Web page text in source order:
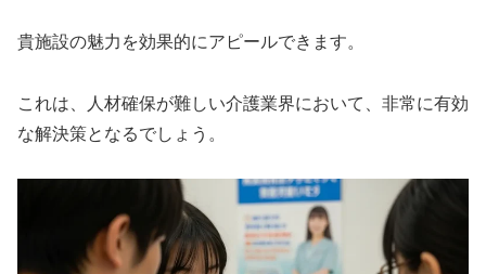
貴施設の魅力を効果的にアピールできます。
これは、人材確保が難しい介護業界において、非常に有効
な解決策となるでしょう。